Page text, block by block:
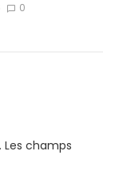
0
Les champs